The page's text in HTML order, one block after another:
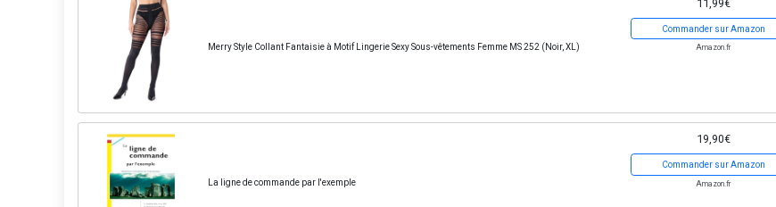
Merry Style Collant Fantaisie à Motif Lingerie Sexy Sous-vêtements Femme MS 252 (Noir, XL)
11,99€
Commander sur Amazon
Amazon.fr
La ligne de commande par l'exemple
19,90€
Commander sur Amazon
Amazon.fr